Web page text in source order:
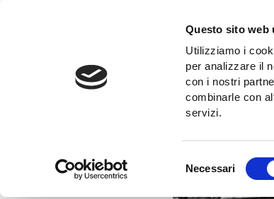
Questo sito web
Utilizziamo i
per analizzare il
con i nostri
combinarle con
servizi.
del
Necessari
1902: il tram di Opicina
Storie in bianco e nero